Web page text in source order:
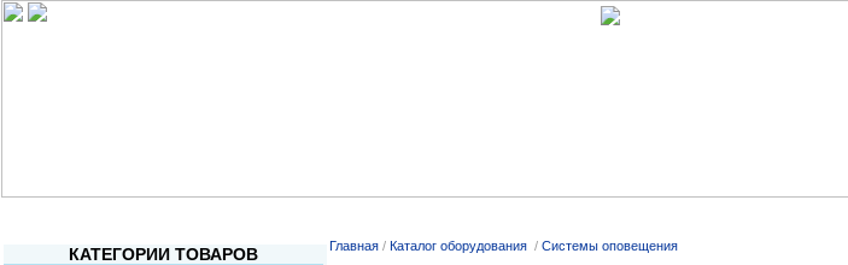
КАТЕГОРИИ ТОВАРОВ
Главная / Каталог оборудования / Системы оповещения